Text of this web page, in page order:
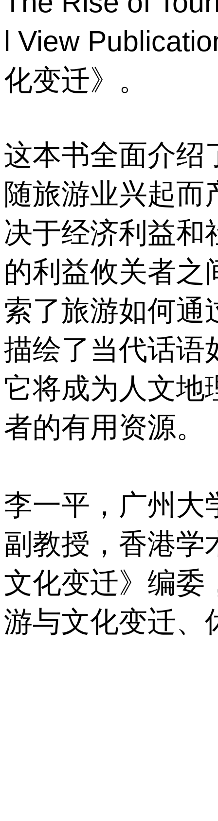
l View
化变迁》。
这本书全面介绍
随旅游业兴起而
决于经济利益和
的利益攸关者之
索了旅游如何通
描绘了当代话语
它将成为人文地
者的有用资源。
李一平，广州大
副教授，香港学
文化变迁》编委
游与文化变迁、